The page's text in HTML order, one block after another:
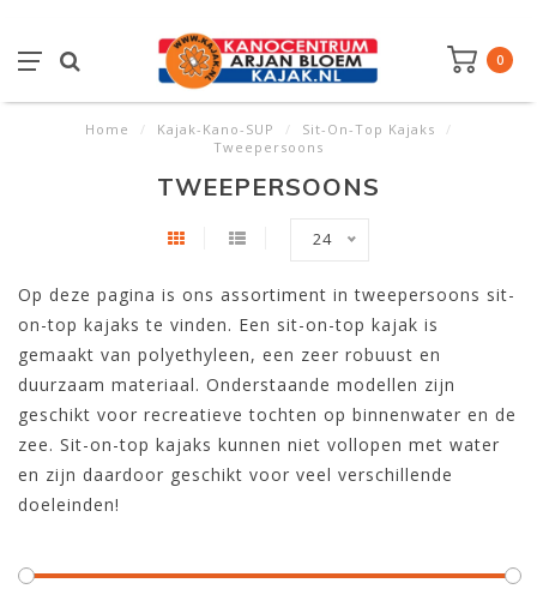
0
Home / Kajak-Kano-SUP / Sit-On-Top Kajaks
/
Tweepersoons
TWEEPERSOONS
24
Op deze pagina is ons assortiment in tweepersoons sit-
on-top kajaks te vinden. Een sit-on-top kajak is
gemaakt van polyethyleen, een zeer robuust en
duurzaam materiaal. Onderstaande modellen zijn
geschikt voor recreatieve tochten op binnenwater en de
zee. Sit-on-top kajaks kunnen niet vollopen met water
en zijn daardoor geschikt voor veel verschillende
doeleinden!